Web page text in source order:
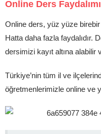
Online Ders
Online ders, yüz yüze
Hatta daha fazla faydalıdır.
dersimizi kayıt altına alabilir
Türkiye’nin tüm il ve
öğretmenlerimizle online ve